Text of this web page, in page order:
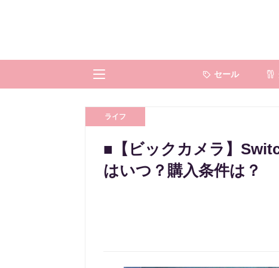
セール
ライフ
■【ビックカメラ】
はいつ？購入条件は？